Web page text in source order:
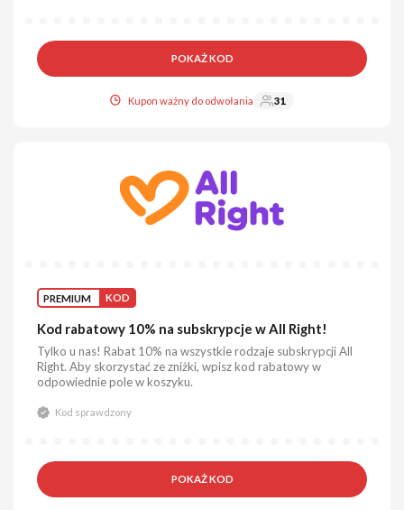
POKAŻ KOD
Kupon ważny do odwołania 31
PREMIUM KOD
Kod rabatowy 10% na subskrypcje w All Right!
Tylko u nas! Rabat 10% na wszystkie rodzaje subskrypcji All
Right. Aby skorzystać ze zniżki, wpisz kod rabatowy w
odpowiednie pole w koszyku.
Kod sprawdzony
POKAŻ KOD